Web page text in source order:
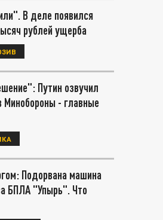
В деле появился
рублей ущерба
Путин озвучил
Минобороны - главные
Подорвана машина
БПЛА "Упырь". Что